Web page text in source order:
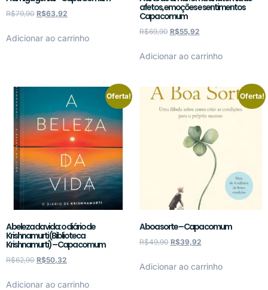
R$79,90 R$63,92
Adicionar ao carrinho
afetos, emoções e sentimentos
Capa comum
R$69,90 R$55,92
Adicionar ao carrinho
Oferta!
A beleza da vida: o diário de
Krishnamurti (Biblioteca
Krishnamurti) – Capa comum
R$62,90 R$50,32
Adicionar ao carrinho
Oferta!
A boa sorte – Capa comum
R$49,90 R$39,92
Adicionar ao carrinho